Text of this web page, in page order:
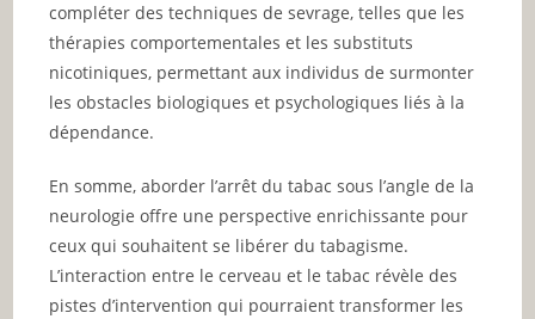
compléter des techniques de sevrage, telles que les
thérapies comportementales et les substituts
nicotiniques, permettant aux individus de surmonter
les obstacles biologiques et psychologiques liés à la
dépendance.
En somme, aborder l’arrêt du tabac sous l’angle de la
neurologie offre une perspective enrichissante pour
ceux qui souhaitent se libérer du tabagisme.
L’interaction entre le cerveau et le tabac révèle des
pistes d’intervention qui pourraient transformer les